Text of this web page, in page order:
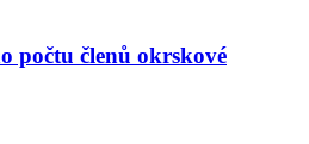
počtu členů okrskové